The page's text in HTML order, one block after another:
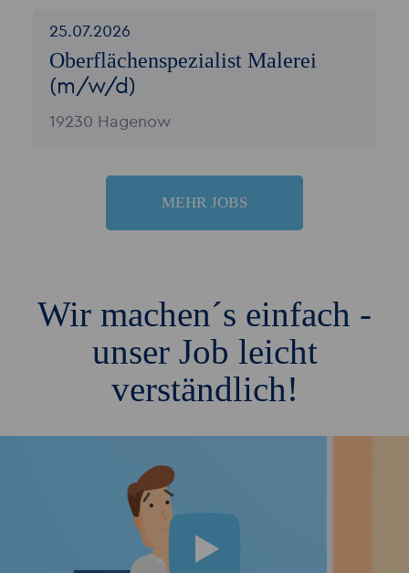
Oberflächenspezialist Malerei
(m/w/d)
19230 Hagenow
25.07.2026
MEHR JOBS
Wir machen´s einfach -
unser Job leicht
verständlich!